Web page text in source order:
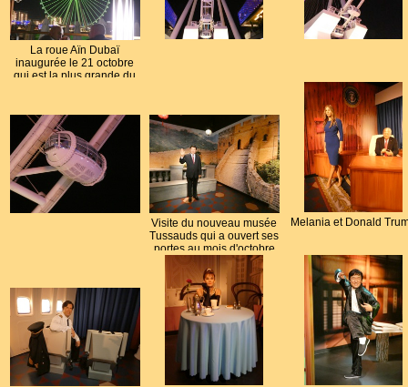
La roue Aïn Dubaï
inaugurée le 21 octobre
qui est la plus grande du
Visite du nouveau musée
Tussauds qui a ouvert ses
portes au mois d'octobre
Melania et Donald